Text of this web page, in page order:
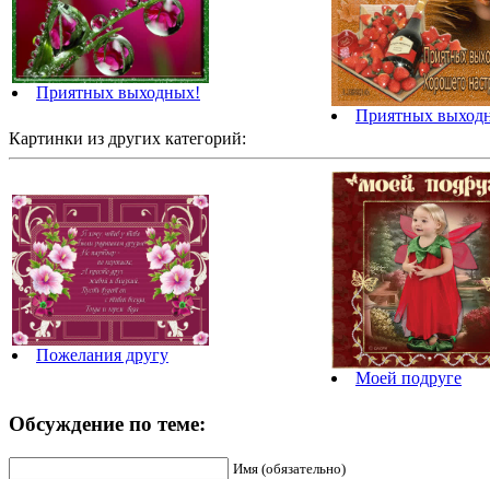
Приятных выходных!
Приятных
Картинки из других категорий:
Пожелания другу
Моей подруге
Обсуждение по теме:
Имя (обязательно)